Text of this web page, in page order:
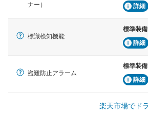
ナー）
詳細
標識検知機能
標準装備
詳細
盗難防止アラーム
標準装備
詳細
楽天市場でド